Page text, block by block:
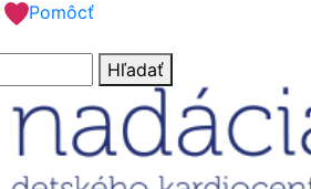
Pomôcť
Hľadať